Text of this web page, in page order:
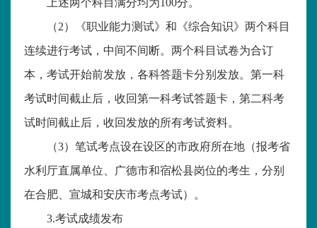
上述两个科目满分均为100分。
（2）《职业能力测试》和《综合知识》两个科目
连续进行考试，中间不间断。两个科目试卷为合订
本，考试开始前发放，各科答题卡分别发放。第一科
考试时间截止后，收回第一科考试答题卡，第二科考
试时间截止后，收回发放的所有考试资料。
（3）笔试考点设在设区的市政府所在地（报考省
水利厅直属单位、广德市和宿松县岗位的考生，分别
在合肥、宣城和安庆市考点考试）。
3.考试成绩发布